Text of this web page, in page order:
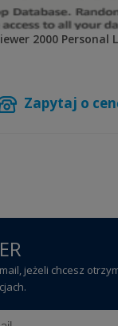
2000 Personal
Zapytaj o
jeżeli chcesz